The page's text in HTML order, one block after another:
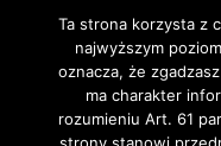
© 2020 BluEmu sp.
Ta strona korzysta z
najwyższym
oznacza, że
ma charakter
rozumieniu Art. 61